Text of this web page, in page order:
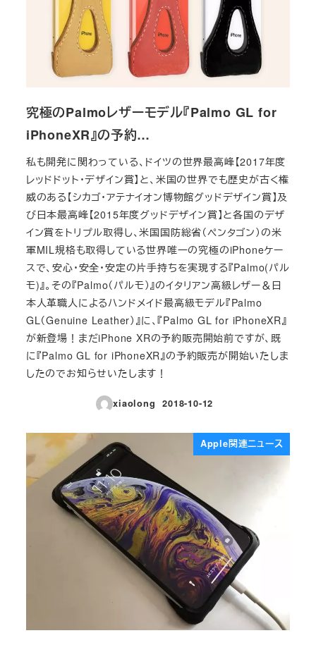
究極のPalmoレザーモデル『Palmo GL for
iPhoneXR』の予約…
私も開発に関わっている、ドイツの世界最高峰【2017年度
レッドドット・デザイン賞】と、米国の世界でも歴史が古く権
威のある【シカゴ・アテナイオン博物館グッドデザイン賞】及
び日本最高峰【2015年度グッドデザイン賞】と各国のデザ
イン賞をトリプル取得し、米国国防総省（ペンタゴン）の米
軍MIL規格も取得している世界唯一の究極のiPhoneケー
スで、安心・安全・安定の片手持ちを実現する『Palmo(パル
モ)』。その『Palmo（パルモ）』のイタリアン高級レザー＆日
本人革職人によるハンドメイド最高級モデル『Palmo
GL（Genuine Leather）』に、『Palmo GL for iPhoneXR』
が新登場！まだiPhone XRの予約販売開始前ですが、既
に『Palmo GL for iPhoneXR』の予約販売が開始いたしま
したのでお知らせいたします！
xiaolong
投稿日
2018-10-12
Apple関連ニュース